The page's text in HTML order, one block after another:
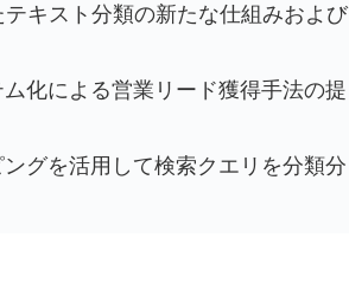
キスト分類の新たな仕組みおよび
化による営業リード獲得手法の提
グを活用して検索クエリを分類分